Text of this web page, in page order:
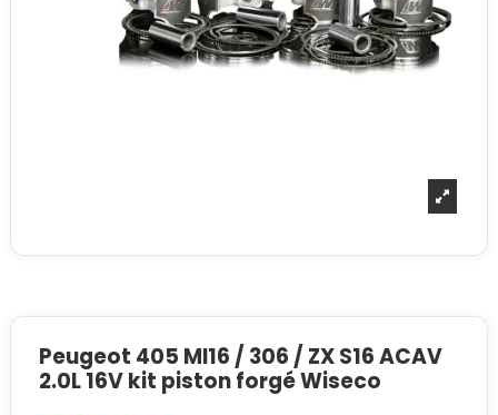
Peugeot 405 MI16 / 306 / ZX S16 ACAV
2.0L 16V kit piston forgé Wiseco